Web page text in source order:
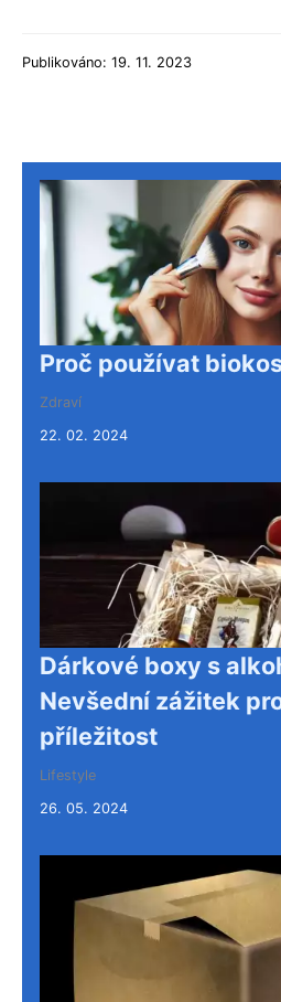
Publikováno: 19. 11. 2023
Proč používat
Zdraví
22. 02. 2024
Dárkové boxy s
Nevšední zážitek
příležitost
Lifestyle
26. 05. 2024